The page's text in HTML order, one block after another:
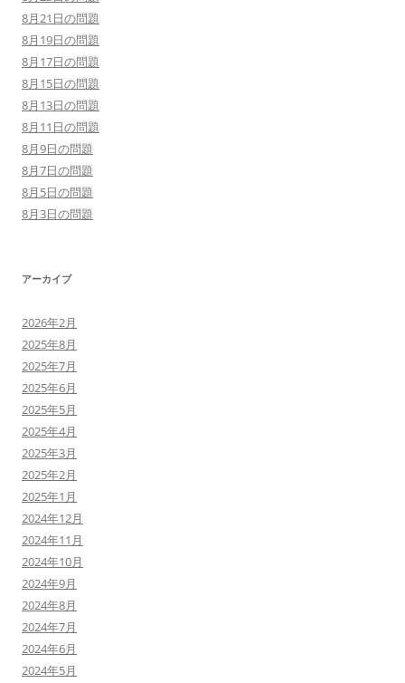
8月21日の問題
8月19日の問題
8月17日の問題
8月15日の問題
8月13日の問題
8月11日の問題
8月9日の問題
8月7日の問題
8月5日の問題
8月3日の問題
アーカイブ
2026年2月
2025年8月
2025年7月
2025年6月
2025年5月
2025年4月
2025年3月
2025年2月
2025年1月
2024年12月
2024年11月
2024年10月
2024年9月
2024年8月
2024年7月
2024年6月
2024年5月